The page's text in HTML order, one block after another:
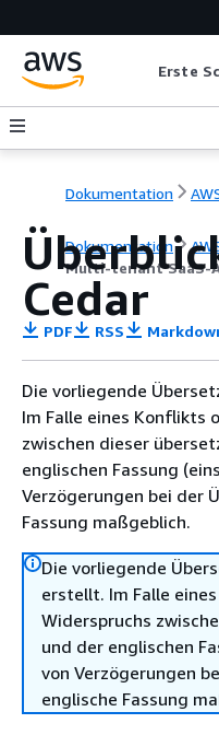
Erste
Dokumentation
Dokumentation
Multi-tenant SaaS-
Cedar
PDF RSS
Die vorliegende
Im Falle eines Konflikts
zwischen dieser
englischen Fassung
Verzögerungen bei der
Fassung maßgeblich.
Die vorliegende
erstellt. Im Falle
Widerspruchs
und der englischen
von Verzögerungen
englische Fassung